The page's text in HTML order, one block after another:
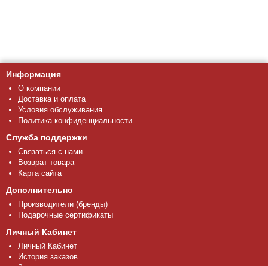
Информация
О компании
Доставка и оплата
Условия обслуживания
Политика конфиденциальности
Служба поддержки
Связаться с нами
Возврат товара
Карта сайта
Дополнительно
Производители (бренды)
Подарочные сертификаты
Личный Кабинет
Личный Кабинет
История заказов